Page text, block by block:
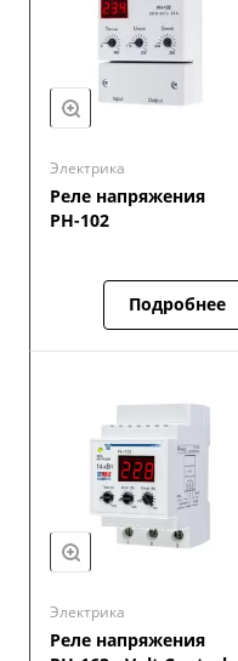
Электрика
Реле напряжения
РН-102
Подробнее
Электрика
Реле напряжения